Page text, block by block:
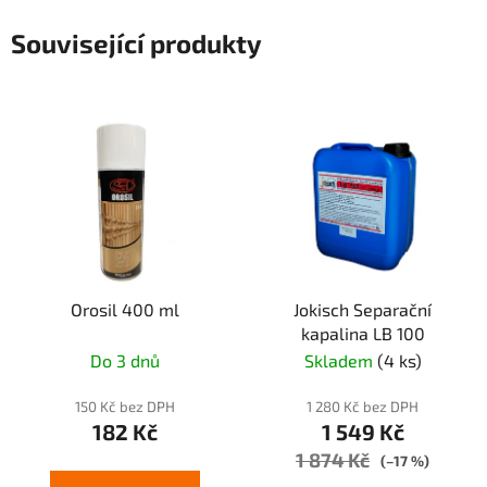
Související produkty
Orosil 400 ml
Do 3 dnů
150 Kč bez DPH
182 Kč
Jokisch Separační
kapalina LB 100
Skladem (4 ks)
1 280 Kč bez DPH
1 549 Kč
1 874 Kč (–17 %)